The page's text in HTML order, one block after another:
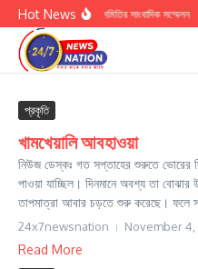
Skip to content
Hot Newsহিন্দু সুরক্ষা সমিতির সাংবাদিক সম্মেলন
প্রকৃতি
খামখেয়ালি আবহাওয়া
নিউজ ডেস্কঃ গত সপ্তাহের শুরুতে ভোরের
পাওয়া যাচ্ছিল। দিনমানে অবশ্য তা বোঝার
তাপমাত্রা আবার চড়তে শুরু করেছে। ফলে
24x7newsnation November 4,
Read More